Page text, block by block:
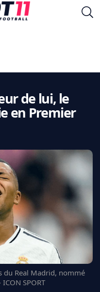
de lui, le
en Premier
du Real Madrid, nommé
SPORT